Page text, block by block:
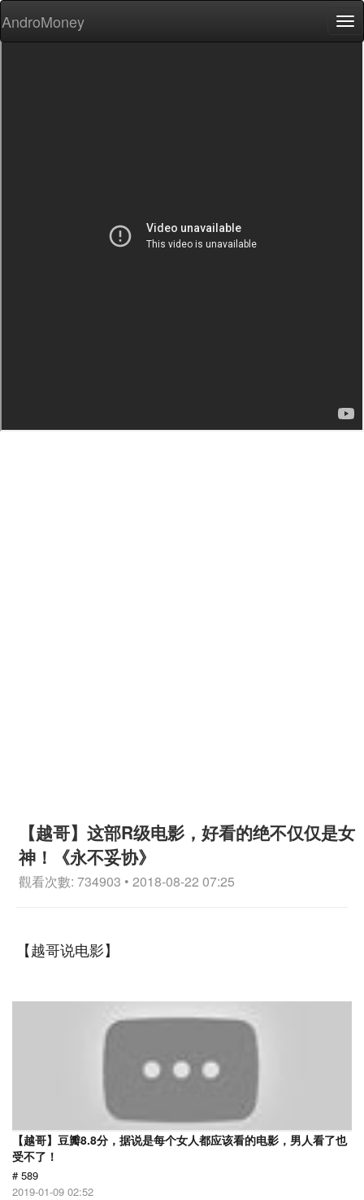
AndroMoney
【越哥】这部R级电影，好看的绝不仅仅是女
神！《永不妥协》
觀看次數: 734903 • 2018-08-22 07:25
【越哥说电影】
【越哥】豆瓣8.8分，据说是每个女人都应该看的电影，男人看了也
受不了！
# 589
2019-01-09 02:52